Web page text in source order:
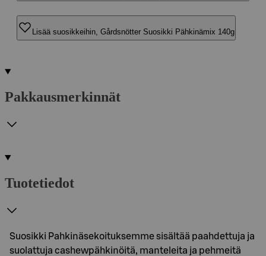
Lisää suosikkeihin, Gårdsnötter Suosikki Pähkinämix 140g
Pakkausmerkinnät
Tuotetiedot
Suosikki Pahkinäsekoituksemme sisältää paahdettuja ja
suolattuja cashewpähkinöitä, manteleita ja pehmeitä